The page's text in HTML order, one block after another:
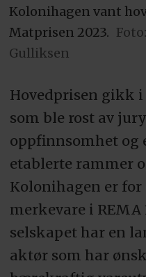
Kolonihagen vant
Matprisen 2023.
Gulliksen
Hovedprisen gikk
som ble rost av
oppfinnsomhet og
etablerte rammer
Kolonihagen er for
merkevare i
selskapet har en
aktør som har